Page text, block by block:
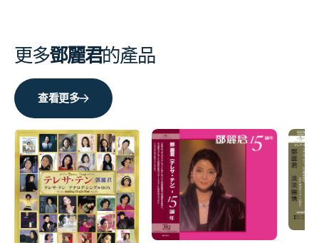
本
壓
碟)
的
數
量
數
量
更多鄧麗君的產品
查看更多